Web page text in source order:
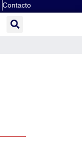
Contacto